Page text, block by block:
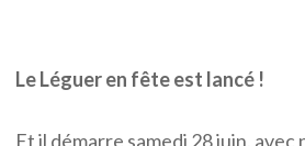
Le Léguer en fête est lancé !
Et il démarre samedi 28 juin,